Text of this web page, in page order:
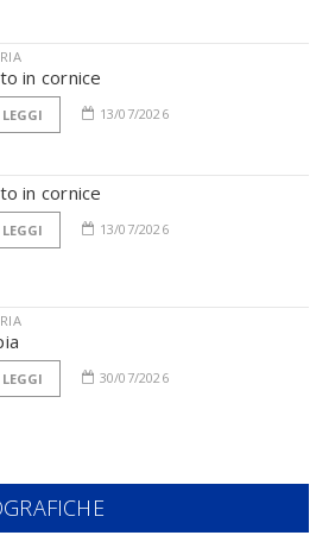
in cornice
LEGGI 13/07/2026
in cornice
LEGGI 13/07/2026
LEGGI 30/07/2026